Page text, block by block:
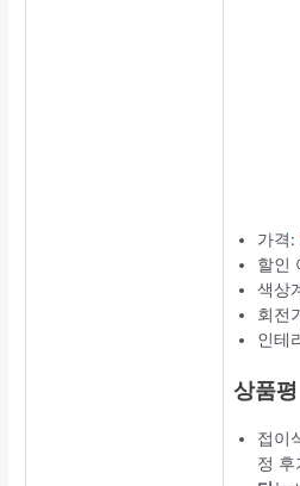
가격:
할인
색상
회전
인테
상품평
접이
정 후